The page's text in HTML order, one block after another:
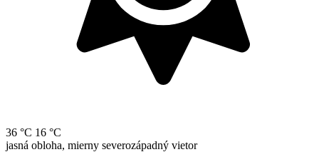
36 °C 16 °C
jasná obloha, mierny severozápadný vietor